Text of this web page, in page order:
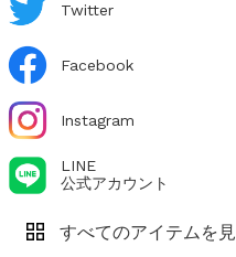
Twitter
Facebook
Instagram
LINE
公式アカウント
すべてのアイテムを